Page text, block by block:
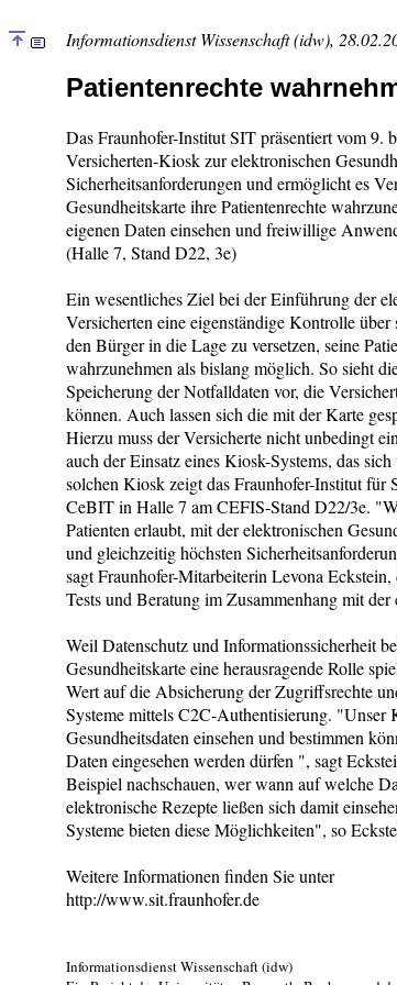
Informationsdienst Wissenschaft (idw),
Patientenrechte
Das Fraunhofer-Institut SIT präsentiert vom 9.
Versicherten-Kiosk zur elektronischen
Sicherheitsanforderungen und ermöglicht es
Gesundheitskarte ihre Patientenrechte
eigenen Daten einsehen und freiwillige
(Halle 7, Stand D22, 3e)
Ein wesentliches Ziel bei der Einführung der
Versicherten eine eigenständige Kontrolle
den Bürger in die Lage zu versetzen, seine
wahrzunehmen als bislang möglich. So sieht
Speicherung der Notfalldaten vor, die
können. Auch lassen sich die mit der Karte
Hierzu muss der Versicherte nicht unbedingt
auch der Einsatz eines Kiosk-Systems, das
solchen Kiosk zeigt das Fraunhofer-Institut
CeBIT in Halle 7 am CEFIS-Stand D22/3e.
Patienten erlaubt, mit der elektronischen
und gleichzeitig höchsten
sagt Fraunhofer-Mitarbeiterin Levona
Tests und Beratung im Zusammenhang mit
Weil Datenschutz und Informationssicherheit
Gesundheitskarte eine herausragende Rolle
Wert auf die Absicherung der Zugriffsrechte
Systeme mittels C2C-Authentisierung. "Unser
Gesundheitsdaten einsehen und bestimmen
Daten eingesehen werden dürfen ", sagt
Beispiel nachschauen, wer wann auf welche
elektronische Rezepte ließen sich damit
Systeme bieten diese Möglichkeiten", so
Weitere Informationen finden Sie unter
http://www.sit.fraunhofer.de
Informationsdienst Wissenschaft (idw)